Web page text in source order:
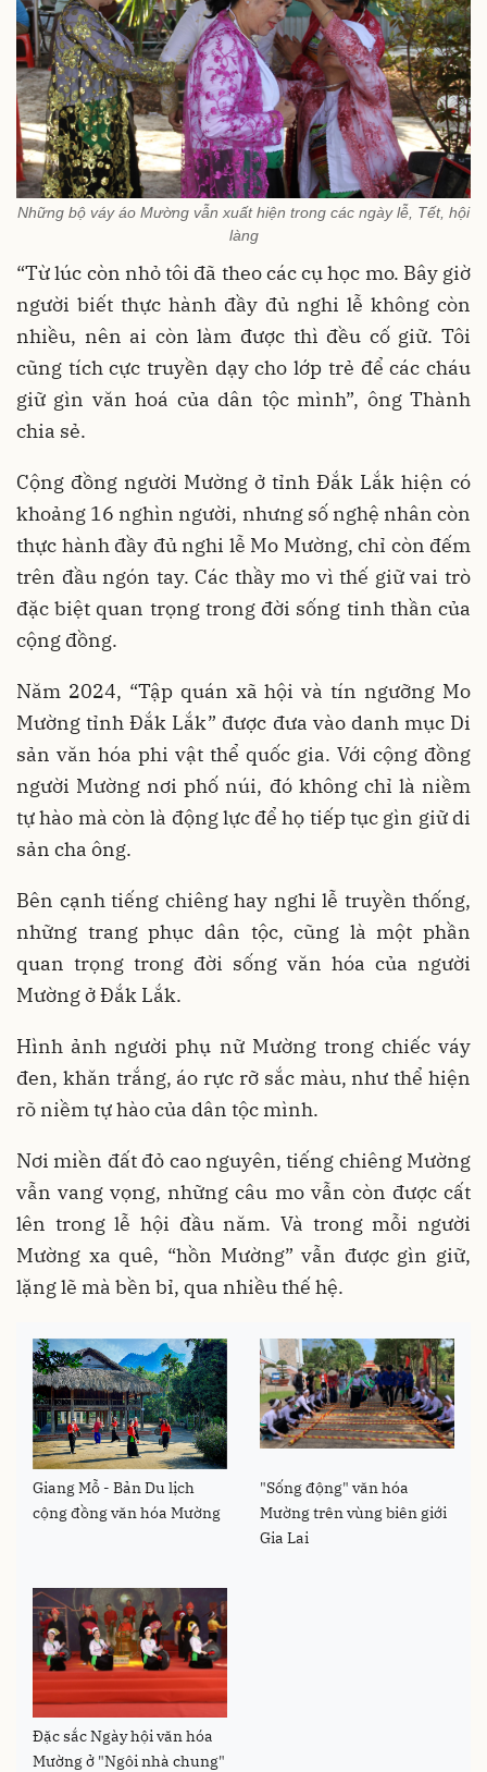
Những bộ váy áo Mường vẫn xuất hiện trong các ngày lễ, Tết, hội
làng
“Từ lúc còn nhỏ tôi đã theo các cụ học mo. Bây giờ
người biết thực hành đầy đủ nghi lễ không còn
nhiều, nên ai còn làm được thì đều cố giữ. Tôi
cũng tích cực truyền dạy cho lớp trẻ để các cháu
giữ gìn văn hoá của dân tộc mình”, ông Thành
chia sẻ.
Cộng đồng người Mường ở tỉnh Đắk Lắk hiện có
khoảng 16 nghìn người, nhưng số nghệ nhân còn
thực hành đầy đủ nghi lễ Mo Mường, chỉ còn đếm
trên đầu ngón tay. Các thầy mo vì thế giữ vai trò
đặc biệt quan trọng trong đời sống tinh thần của
cộng đồng.
Năm 2024, “Tập quán xã hội và tín ngưỡng Mo
Mường tỉnh Đắk Lắk” được đưa vào danh mục Di
sản văn hóa phi vật thể quốc gia. Với cộng đồng
người Mường nơi phố núi, đó không chỉ là niềm
tự hào mà còn là động lực để họ tiếp tục gìn giữ di
sản cha ông.
Bên cạnh tiếng chiêng hay nghi lễ truyền thống,
những trang phục dân tộc, cũng là một phần
quan trọng trong đời sống văn hóa của người
Mường ở Đắk Lắk.
Hình ảnh người phụ nữ Mường trong chiếc váy
đen, khăn trắng, áo rực rỡ sắc màu, như thể hiện
rõ niềm tự hào của dân tộc mình.
Nơi miền đất đỏ cao nguyên, tiếng chiêng Mường
vẫn vang vọng, những câu mo vẫn còn được cất
lên trong lễ hội đầu năm. Và trong mỗi người
Mường xa quê, “hồn Mường” vẫn được gìn giữ,
lặng lẽ mà bền bỉ, qua nhiều thế hệ.
Giang Mỗ - Bản Du lịch
cộng đồng văn hóa Mường
"Sống động" văn hóa
Mường trên vùng biên giới
Gia Lai
Đặc sắc Ngày hội văn hóa
Mường ở "Ngôi nhà chung"